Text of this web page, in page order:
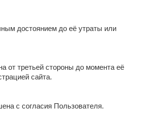
достоянием до её утраты или
от третьей стороны до момента её
сайта.
с согласия Пользователя.